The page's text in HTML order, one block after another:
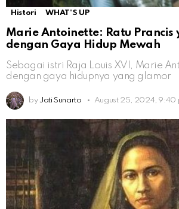
Histori WHAT'S UP
Marie Antoinette: Ratu Prancis
dengan Gaya Hidup Mewah
Sebagai istri Raja Louis XVI, Marie
dengan gaya hidupnya yang glamor
by Jati Sunarto August 25, 2024, 9:40